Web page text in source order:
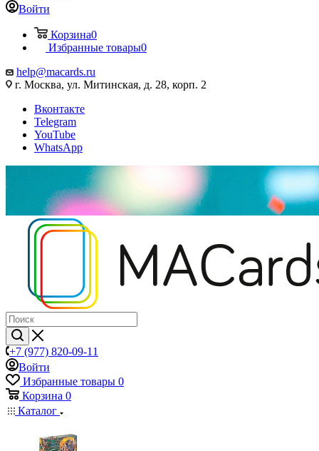
Войти
Корзина0
Избранные товары0
help@macards.ru
г. Москва, ул. Митинская, д. 28, корп. 2
Вконтакте
Telegram
YouTube
WhatsApp
+7 (977) 820-09-11
Войти
Избранные товары 0
Корзина 0
Каталог